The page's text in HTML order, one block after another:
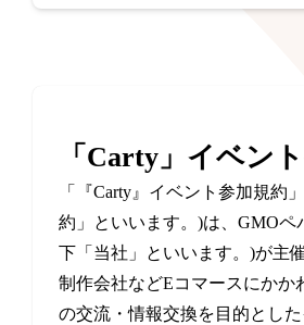
「Carty」イベン
「『Carty』イベント参加規約
約」といいます。)は、GMOペ
下「当社」といいます。)が主
制作会社などEコマースにかか
の交流・情報交換を目的とした